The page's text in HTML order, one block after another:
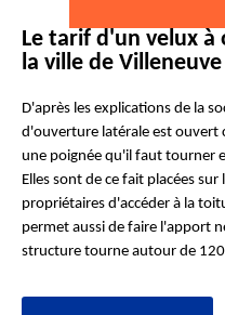
Le tarif d'un velux
la ville de
D'après les explications de la
d'ouverture latérale est ouvert
une poignée qu'il faut tourner
Elles sont de ce fait placées
propriétaires d'accéder à la
permet aussi de faire l'apport
structure tourne autour de